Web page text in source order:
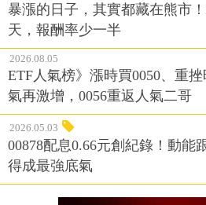
暴漲的日子，其實都藏在熊市
天，報酬率少一半
2026.08.05
ETF人氣榜》漲時買0050、重
氣再激增，0056重返人氣二哥
2026.05.03
00878配息0.66元創紀錄！動能
得成最強底氣